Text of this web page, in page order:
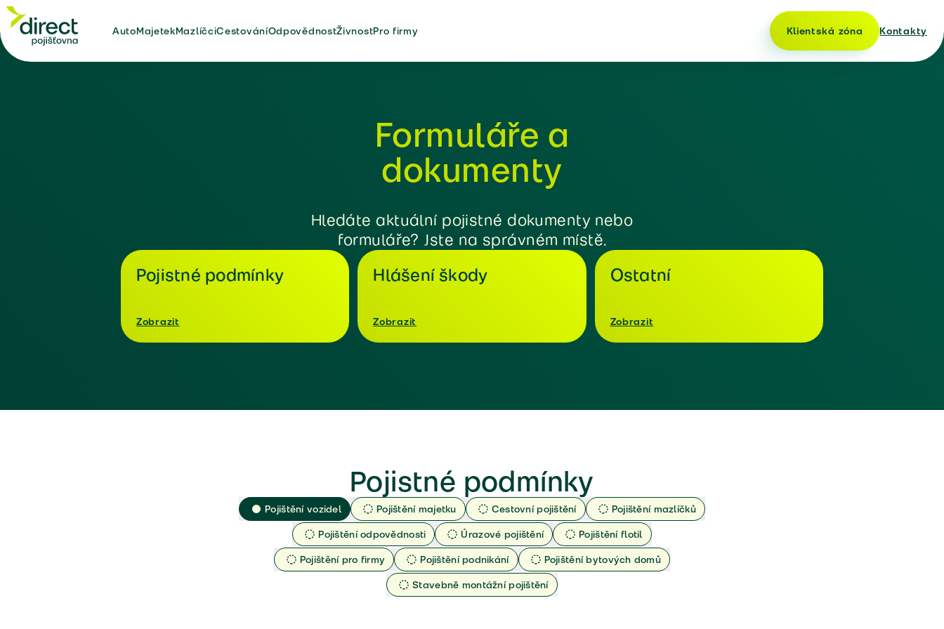
AutoMajetekMazlíčciCestováníOdpovědnostŽivnostPro firmy Klientská zóna Kontakty
Formuláře a
dokumenty
Hledáte aktuální pojistné dokumenty nebo
formuláře? Jste na správném místě.
Pojistné podmínky
Zobrazit
Hlášení škody
Zobrazit
Ostatní
Zobrazit
Pojistné podmínky
Pojištění vozidel Pojištění majetku Cestovní pojištění
Pojištění mazlíčků
Pojištění odpovědnosti
Úrazové pojištění
Pojištění flotil
Pojištění pro firmy
Pojištění podnikání
Pojištění bytových domů
Stavebně montážní pojištění